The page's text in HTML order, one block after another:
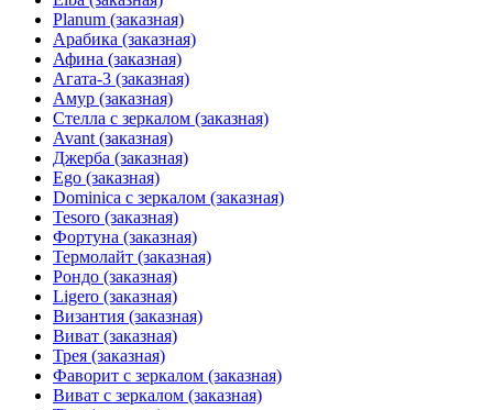
Planum (заказная)
Арабика (заказная)
Афина (заказная)
Агата-3 (заказная)
Амур (заказная)
Стелла с зеркалом (заказная)
Avant (заказная)
Джерба (заказная)
Ego (заказная)
Dominica с зеркалом (заказная)
Tesoro (заказная)
Фортуна (заказная)
Термолайт (заказная)
Рондо (заказная)
Ligero (заказная)
Византия (заказная)
Виват (заказная)
Трея (заказная)
Фаворит с зеркалом (заказная)
Виват с зеркалом (заказная)